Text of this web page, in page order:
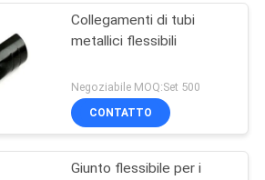
Collegamenti di tubi
metallici flessibili
Negoziabile MOQ:Set 500
CONTATTO
Giunto flessibile per i